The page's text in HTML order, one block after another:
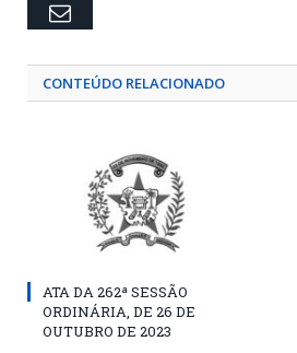
Email
CONTEÚDO RELACIONADO
ATA DA 262ª SESSÃO
ORDINÁRIA, DE 26 DE
OUTUBRO DE 2023